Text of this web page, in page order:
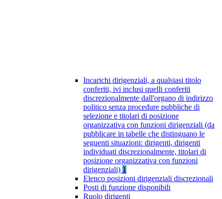
Incarichi dirigenziali, a qualsiasi titolo
conferiti, ivi inclusi quelli conferiti
discrezionalmente dall'organo di indirizzo
politico senza procedure pubbliche di
selezione e titolari di posizione
organizzativa con funzioni dirigenziali (da
pubblicare in tabelle che distinguano le
seguenti situazioni: dirigenti, dirigenti
individuati discrezionalmente, titolari di
posizione organizzativa con funzioni
dirigenziali) 1
Elenco posizioni dirigenziali discrezionali
Posti di funzione disponibili
Ruolo dirigenti